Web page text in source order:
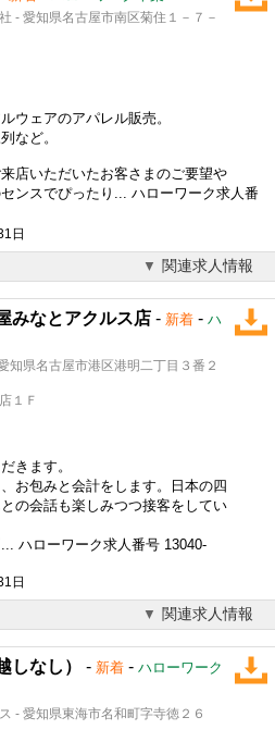
- 愛知県名古屋市南区菊住１－７－
ウェアのアパレル販売。
など。
店いただいたお客さまのご要望や
ンスでぴったり... ハローワーク求人番
日
関連求人情報
みなとアクルス店 - 新着 - ハ
県名古屋市港区港明二丁目３番２
１Ｆ
きます。
お包みと会計をします。日本の四
の会話も楽しみつつ接客をしてい
ハローワーク求人番号 13040-
日
関連求人情報
しなし） - 新着 - ハローワーク
- 愛知県東海市名和町字寺徳２６